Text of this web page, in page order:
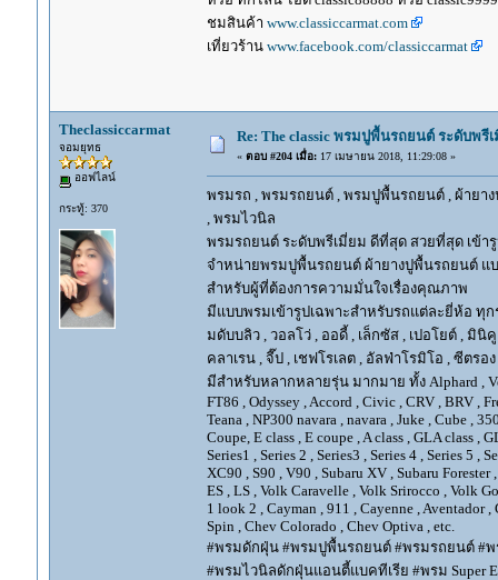
ชมสินค้า www.classiccarmat.com
เที่ยวร้าน www.facebook.com/classiccarmat
Theclassiccarmat
จอมยุทธ
ออฟไลน์
กระทู้: 370
Re: The classic พรมปูพื้นรถยนต์ ระดับพรี
« ตอบ #204 เมื่อ:17 เมษายน 2018, 11:29:08 »
พรมรถ , พรมรถยนต์ , พรมปูพื้นรถยนต์ , ผ้ายา
, พรมไวนิล
พรมรถยนต์ ระดับพรีเมี่ยม ดีที่สุด สวยที่สุด เข้ารู
จำหน่ายพรมปูพื้นรถยนต์ ผ้ายางปูพื้นรถยนต์ แบบ
สำหรับผู้ที่ต้องการความมั่นใจเรื่องคุณภาพ
มีแบบพรมเข้ารูปเฉพาะสำหรับรถแต่ละยี่ห้อ ทุก
มดับบลิว , วอลโว่ , ออดี้ , เล็กซัส , เปอโยต์ , มินิ
คลาเรน , จี๊ป , เชฟโรเลต , อัลฟ่าโรมิโอ , ซีตร
มีสำหรับหลากหลายรุ่น มากมาย ทั้ง Alphard ,
FT86 , Odyssey , Accord , Civic , CRV , BRV ,
Teana , NP300 navara , navara , Juke , Cube ,
Coupe, E class , E coupe , A class , GLA class ,
Series1 , Series 2 , Series3 , Series 4 , Series 5 ,
XC90 , S90 , V90 , Subaru XV , Subaru
ES , LS , Volk Caravelle , Volk Srirocco , Volk
1 look 2 , Cayman , 911 , Cayenne , Aventador
Spin , Chev Colorado , Chev Optiva , etc.
#พรมดักฝุ่น #พรมปูพื้นรถยนต์ #พรมรถยนต์ #พ
#พรมไวนิลดักฝุ่นแอนตี้แบคทีเรีย #พรม Super